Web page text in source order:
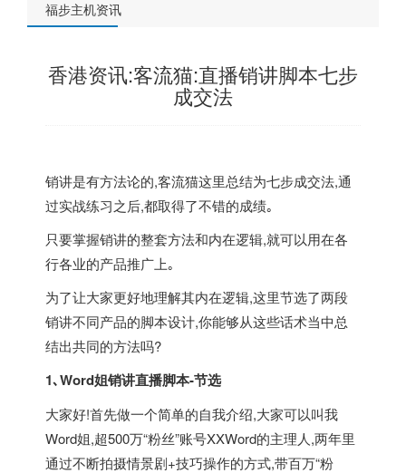
福步主机资讯
香港资讯:客流猫:直播销讲脚本七步
成交法
销讲是有方法论的,客流猫这里总结为七步成交法,通
过实战练习之后,都取得了不错的成绩｡
只要掌握销讲的整套方法和内在逻辑,就可以用在各
行各业的产品推广上｡
为了让大家更好地理解其内在逻辑,这里节选了两段
销讲不同产品的脚本设计,你能够从这些话术当中总
结出共同的方法吗?
1､Word姐销讲直播脚本-节选
大家好!首先做一个简单的自我介绍,大家可以叫我
Word姐,超500万“粉丝”账号XXWord的主理人,两年里
通过不断拍摄情景剧+技巧操作的方式,带百万“粉